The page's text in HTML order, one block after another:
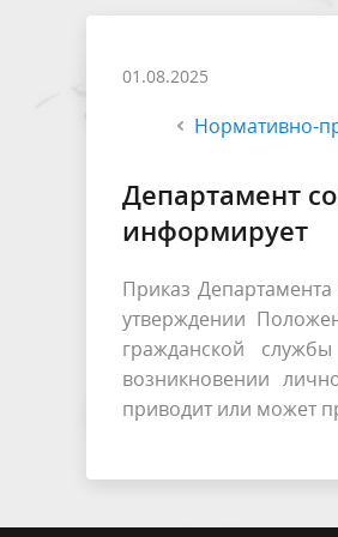
01.08.2025
Нормативно-
Департамент
информирует
Приказ
утверждении
гражданской
возникновении
приводит или может